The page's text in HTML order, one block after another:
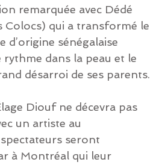
remarquée avec Dédé
Colocs) qui a transformé le
d’origine sénégalaise
rythme dans la peau et le
désarroi de ses parents.
Diouf ne décevra pas
un artiste au
seront
à Montréal qui leur